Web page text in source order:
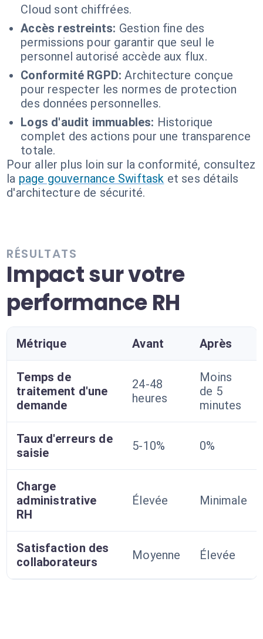
Cloud sont chiffrées.
Accès restreints: Gestion fine des
permissions pour garantir que seul le
personnel autorisé accède aux flux.
Conformité RGPD: Architecture conçue
pour respecter les normes de protection
des données personnelles.
Logs d'audit immuables: Historique
complet des actions pour une transparence
totale.
Pour aller plus loin sur la conformité, consultez
la page gouvernance Swiftask et ses détails
d'architecture de sécurité.
RÉSULTATS
Impact sur votre
performance RH
Métrique Avant Après
Temps de
traitement d'une
demande
24-48
heures
Moins
de 5
minutes
Taux d'erreurs de
saisie
5-10% 0%
Charge
administrative
RH
Élevée Minimale
Satisfaction des
collaborateurs
Moyenne Élevée